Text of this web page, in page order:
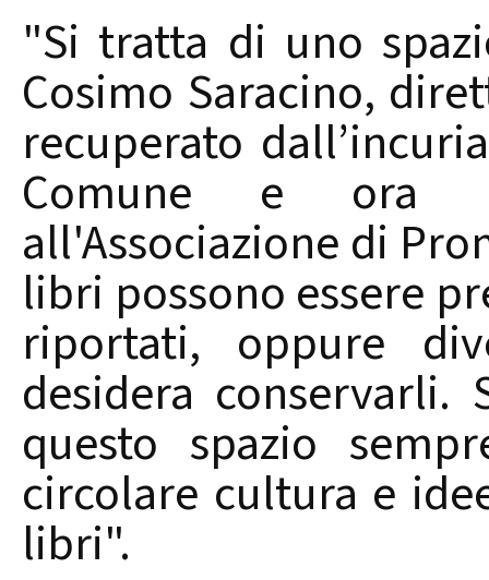
"Si tratta di uno
Cosimo Saracino,
recuperato
Comune e ora
all'Associazione di
libri possono essere
riportati, oppure
desidera conservarli.
questo spazio
circolare cultura e
libri".